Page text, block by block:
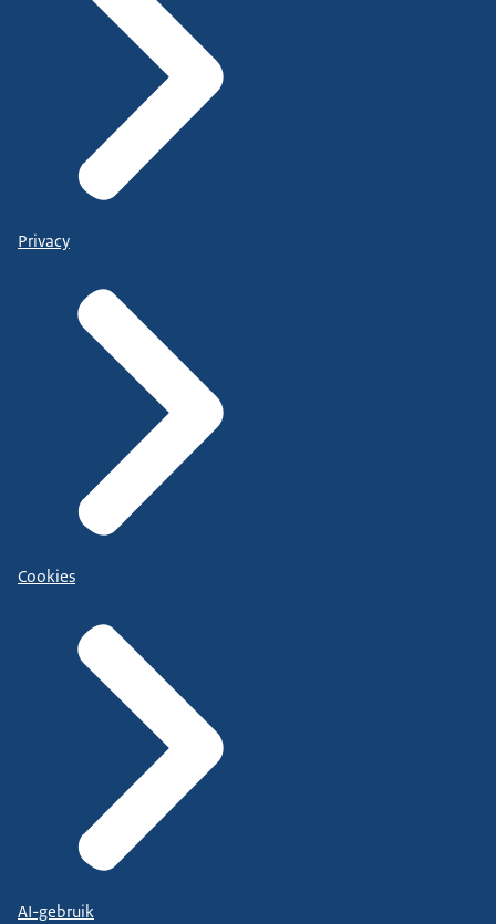
Privacy
Cookies
AI-gebruik